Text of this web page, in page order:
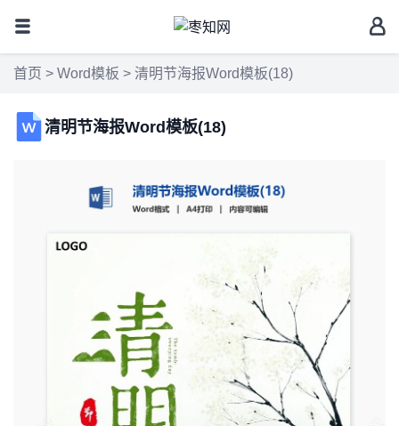
首页 > Word模板 > 清明节海报Word模板(18)
清明节海报Word模板(18)